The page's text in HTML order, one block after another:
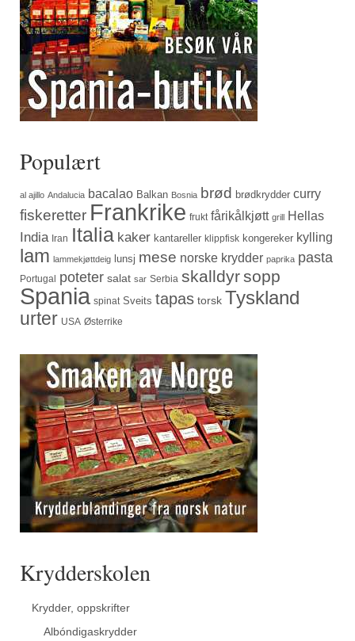
Populært
al ajillo Andalucia bacalao Balkan Bosnia brød brødkrydder curry
fiskeretter Frankrike frukt fårikålkjøtt grill Hellas
India Iran Italia kaker kantareller klippfisk kongereker kylling
lam lammekjøttdeig lunsj mese norske krydder paprika pasta
Portugal poteter salat sar Serbia skalldyrsopp
Spania spinat Sveits tapas torsk Tyskland
urter USA Østerrike
Krydderskolen
Krydder, oppskrifter
Albóndigaskrydder